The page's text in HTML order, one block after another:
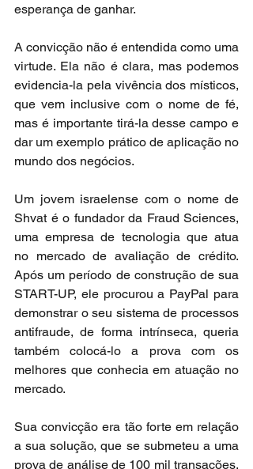
esperança de ganhar.
A convicção não é entendida como uma
virtude. Ela não é clara, mas podemos
evidencia-la pela vivência dos místicos,
que vem inclusive com o nome de fé,
mas é importante tirá-la desse campo e
dar um exemplo prático de aplicação no
mundo dos negócios.
Um jovem israelense com o nome de
Shvat é o fundador da Fraud Sciences,
uma empresa de tecnologia que atua
no mercado de avaliação de crédito.
Após um período de construção de sua
START-UP, ele procurou a PayPal para
demonstrar o seu sistema de processos
antifraude, de forma intrínseca, queria
também colocá-lo a prova com os
melhores que conhecia em atuação no
mercado.
Sua convicção era tão forte em relação
a sua solução, que se submeteu a uma
prova de análise de 100 mil transações,